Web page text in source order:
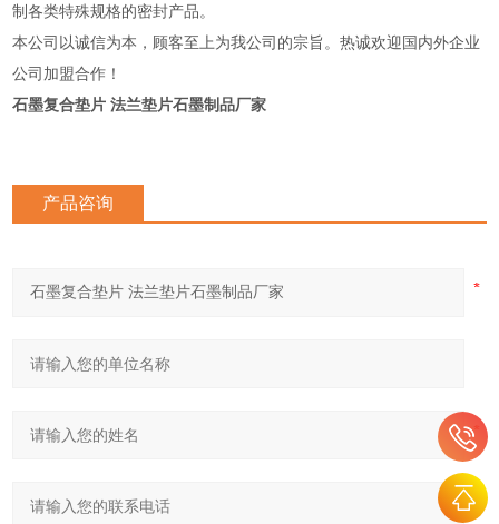
制各类特殊规格的密封产品。
本公司以诚信为本，顾客至上为我公司的宗旨。热诚欢迎国内外企业
公司加盟合作！
石墨复合垫片 法兰垫片石墨制品厂家
产品咨询